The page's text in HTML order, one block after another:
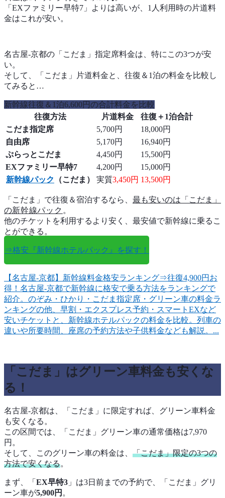
「EXファミリー早特7」よりは高いが、1人利用時の片道料
金はこれが安い。
名古屋-京都の「こだま」指定席料金は、特にこの3つが安
い。
そして、「こだま」片道料金と、往復＆1泊の料金を比較し
てみると…
新幹線往復＆1泊6,600円の合計料金を比較
往復方法
片道料金
往復＋1泊合計
こだま指定席
5,700円
18,000円
自由席
5,170円
16,940円
ぷらっとこだま
4,450円
15,500円
EXファミリー早特7
4,200円
15,000円
新幹線パック
（こだま） 実質3,450円 13,500円
「こだま」で往復＆宿泊するなら、 最も安いのは「こだま」
の新幹線パック 。
他のチケットを利用するより安く、最安値で新幹線に乗るこ
とができる。
⇒格安『新幹線ホテルパック』を探す！
【名古屋-京都】新幹線料金格安ランキング⇒往復4,900円お
得！ 名古屋‐京都で新幹線に格安で乗る方法をランキングで
紹介。のぞみ・ひかり・こだま指定席・グリーン車の料金ラ
ンキングの他、早割・エクスプレス予約・スマートEXなど
安いチケットと、新幹線ホテルパックの料金を比較。列車の
違いや所要時間、座席の予約方法や子供料金なども解説。...
「こだま」はグリーン車料金も安くな
る！
名古屋-京都は、「こだま」に限定すれば、グリーン車料金
も安くなる。
この区間では、「こだま」グリーン車の通常価格は7,970
円。
そして、このグリーン車の料金は、 「こだま」限定の3つの
方法で安くなる。
まず、「 EX早特3 」は3日前までの予約で、「こだま」グリ
ーン車が5,900円 。